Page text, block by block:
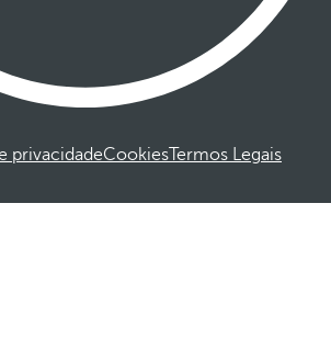
privacidadeCookies Termos Legais